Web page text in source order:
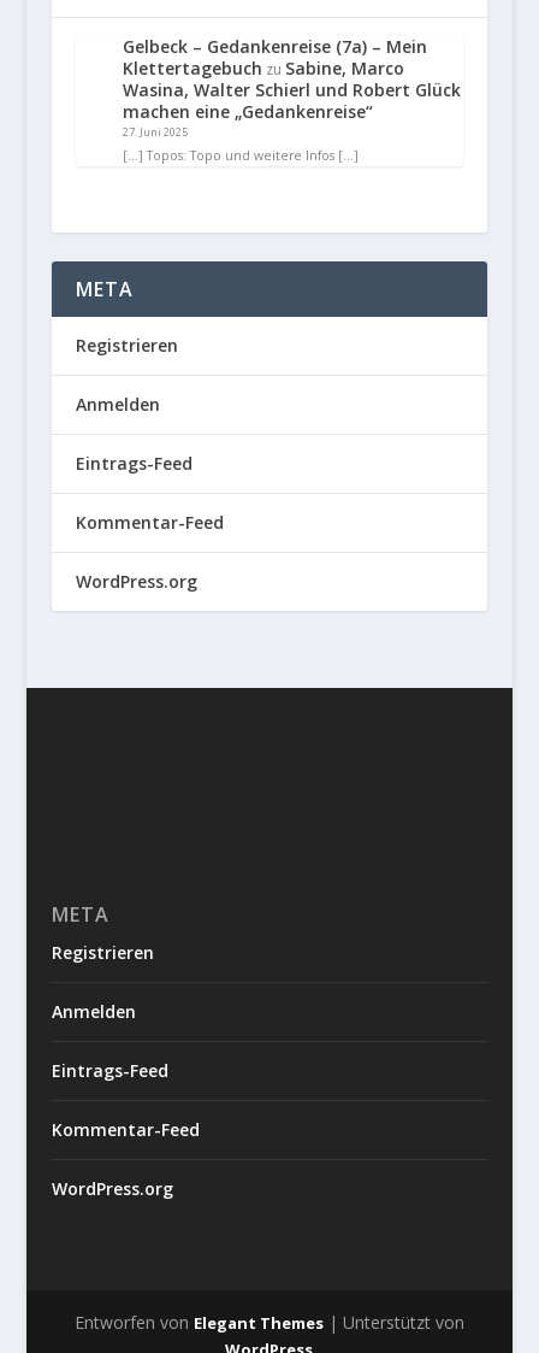
Gelbeck – Gedankenreise (7a) – Mein
Klettertagebuch zu Sabine, Marco
Wasina, Walter Schierl und Robert Glück
machen eine „Gedankenreise“
27. Juni 2025
[…] Topos: Topo und weitere Infos […]
META
Registrieren
Anmelden
Eintrags-Feed
Kommentar-Feed
WordPress.org
META
Registrieren
Anmelden
Eintrags-Feed
Kommentar-Feed
WordPress.org
Entworfen von Elegant Themes| Unterstützt von